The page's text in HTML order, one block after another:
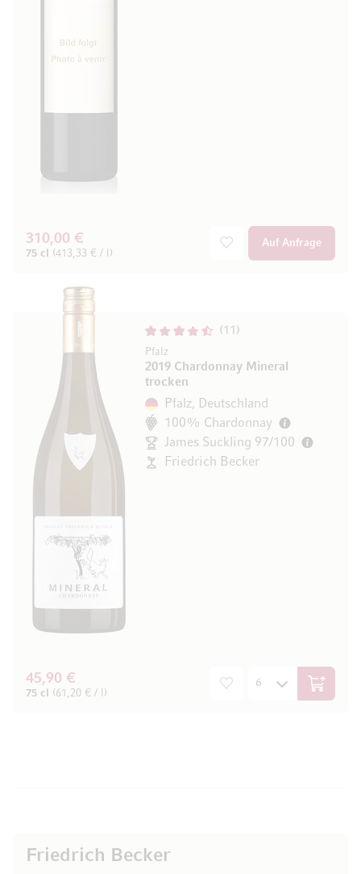
310,00 €
75 cl (413,33 € / l)
Auf Anfrage
11
Pfalz
2019 Chardonnay Mineral
trocken
Pfalz, Deutschland
100% Chardonnay
James Suckling 97/100
Friedrich Becker
45,90 €
75 cl (61,20 € / l) In den
Friedrich Becker